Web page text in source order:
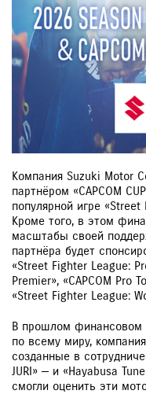
Компания Suzuki Motor
партнёром «CAPCOM
популярной игре «Street
Кроме того, в этом
масштабы своей
партнёра будет
«Street Fighter League:
Premier», «CAPCOM Pro
«Street Fighter League:
В прошлом финансовом
по всему миру,
созданные в
JURI» — и «Hayabusa
смогли оценить эти